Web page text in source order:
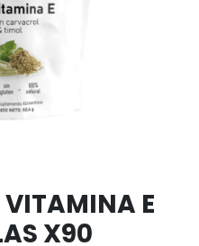
VITAMINA E
X90